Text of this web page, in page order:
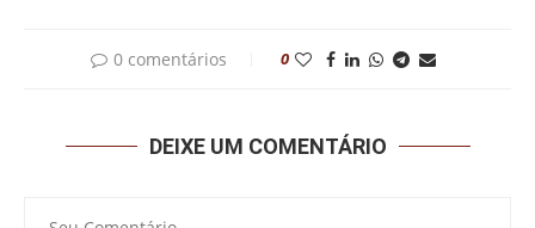
0 comentários 0
DEIXE UM COMENTÁRIO